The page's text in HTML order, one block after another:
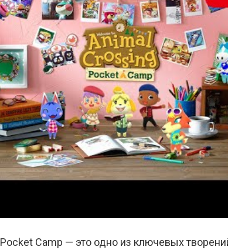
Camp — это одно из ключевых